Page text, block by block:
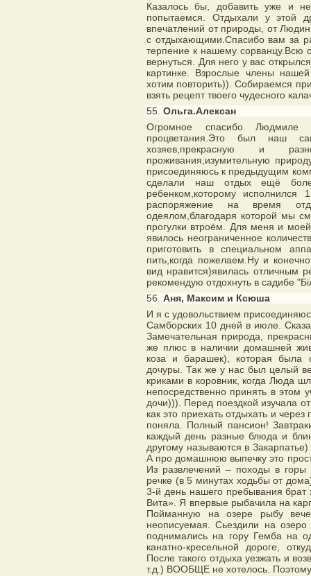
Казалось бы, добавить уже и
попытаемся. Отдыхали у этой
впечатлений от природы, от
с отдыхающими.Спасибо вам за
терпение к нашему сорванцу.Всю
вернуться. Для него у вас
картинке. Взрослые члены
хотим повторить)). Собираемся
взять рецепт твоего чудесного
55. Ольга.Алексан
Огромное спасибо
процветания.Это был наш
хозяев,прекрасную и
проживания,изумительную
присоединяюсь к предыдущим
сделали наш отдых ещё
ребенком,которому
распоряжение на время
одеялом,благодаря которой мы
прогулки втроём. Для меня и
явилось неограниченное
приготовить в специальном
пить,когда пожелаем.Ну и
вид нравится)явилась отличным
рекомендую отдохнуть в садибе
56. Аня, Максим и Ксюша
И я с удовольствием
Самборских 10 дней в июле.
Замечательная природа,
же плюс в наличии домашней
коза и барашек), которая была
дочуры. Так же у нас был целый
криками в коровник, когда Люда
непосредственно принять в этом
дочи))). Перед поездкой изучала
как это приехать отдыхать и
поняла. Полный пансион!
каждый день разные блюда и
другому называются в
А про домашнюю выпечку это
Из развлечений – походы в
речке (в 5 минутах ходьбы от
3-й день нашего пребывания брат
Вита». Я впервые рыбачила на
Пойманную на озере рыбу
неописуемая. Сьездили на
поднимались на гору Гемба на
канатно-кресельной дороге,
После такого отдыха уезжать и
т.д.) ВООБЩЕ не хотелось. Поэтому